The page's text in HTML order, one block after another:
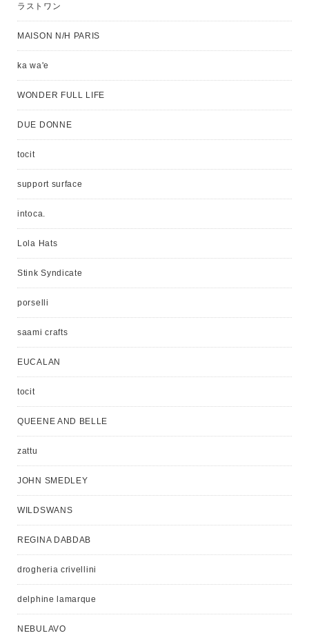
ラストワン
MAISON N/H PARIS
ka wa'e
WONDER FULL LIFE
DUE DONNE
tocit
support surface
intoca.
Lola Hats
Stink Syndicate
porselli
saami crafts
EUCALAN
tocit
QUEENE AND BELLE
zattu
JOHN SMEDLEY
WILDSWANS
REGINA DABDAB
drogheria crivellini
delphine lamarque
NEBULAVO